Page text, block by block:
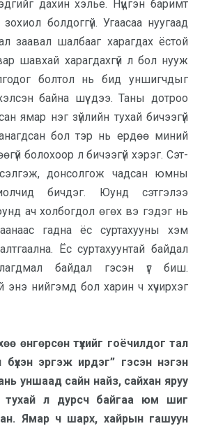
дахин хэлье. Нүцгэн баримт
болдоггүй. Угаасаа нуу­гаад
заавал шалбааг харагдах ёстой
шавхай харагдахгүй л бол нууж
болтол нь бид уншигчдыг
байна шүү дээ. Таны дотроо
ямар нэг зүйлийн тухай би­чээгүй
бол тэр нь ердөө миний
болохоор л бичээгүй хэрэг. Сэт­
донсолгож чад­сан юмны
бичдэг. Юунд сэтгэлээ
ач холбогдол өгөх вэ гэдэг нь
гадна ёс суртахууны хэм
Ёс сур­тахуунтай байдал
байдал гэсэн үг биш.
энэ нийгэмд бол харин ч хүчирхэг
өнгөрсөн түү­хийг гоёчилдог тал
бүхэн эргэж ирдэг” гэсэн нэгэн
уншаад сайн найз, сайхан яруу
тухай л дурсч байгаа юм шиг
Ямар ч шарх, хайрын га­шуун